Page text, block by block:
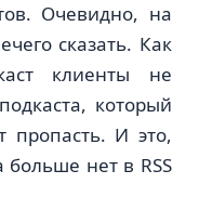
Очевидно, на
сказать. Как
клиенты не
который
И это,
больше нет в RSS